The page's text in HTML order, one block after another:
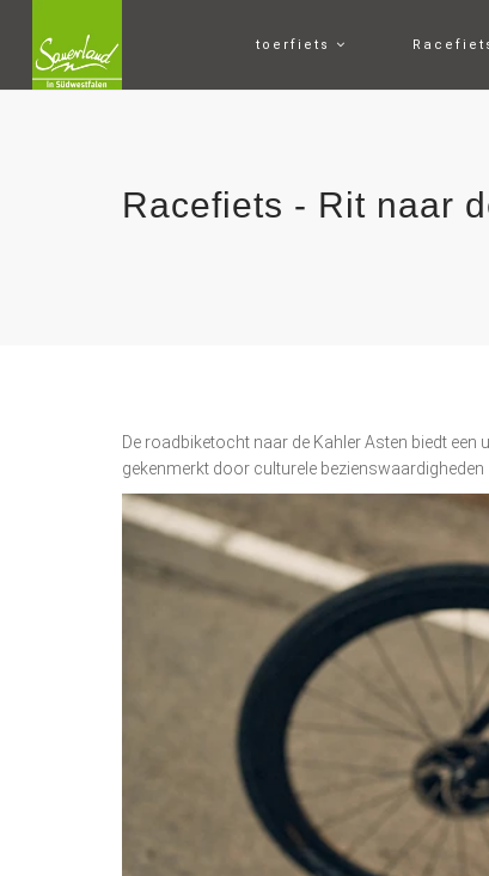
toerfiets
Racefiets - Rit naar
De roadbiketocht naar de Kahler Asten biedt
gekenmerkt door culturele bezienswaardigheden